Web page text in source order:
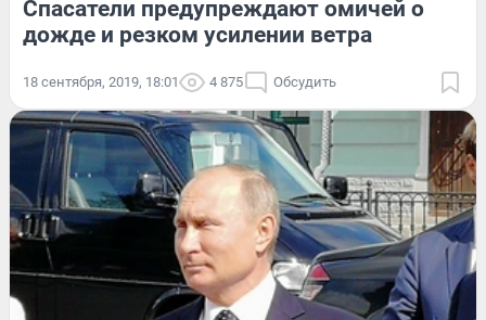
Спасатели предупреждают омичей о
дожде и резком усилении ветра
18 сентября, 2019, 18:01 4 875 Обсудить